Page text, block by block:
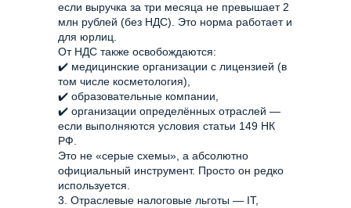
если выручка за три месяца не превышает 2
млн рублей (без НДС). Это норма работает и
для юрлиц.
От НДС также освобождаются:
✔️ медицинские организации с лицензией (в
том числе косметология),
✔️ образовательные компании,
✔️ организации определённых отраслей —
если выполняются условия статьи 149 НК
РФ.
Это не «серые схемы», а абсолютно
официальный инструмент. Просто он редко
используется.
3. Отраслевые налоговые льготы — IT,